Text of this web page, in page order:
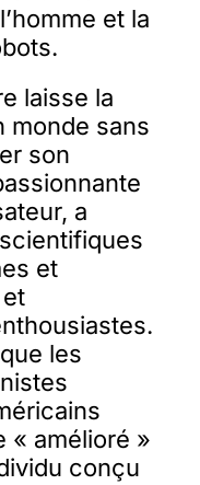
et la
laisse la
monde sans
son
a
et
les
« amélioré »
conçu